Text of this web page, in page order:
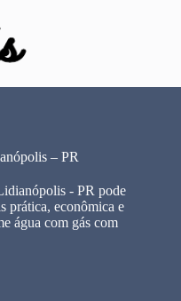
– PR
- PR pode
prática, econômica e
água com gás com